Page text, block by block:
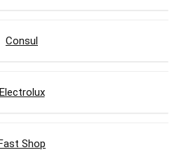
Consul
Electrolux
Shop